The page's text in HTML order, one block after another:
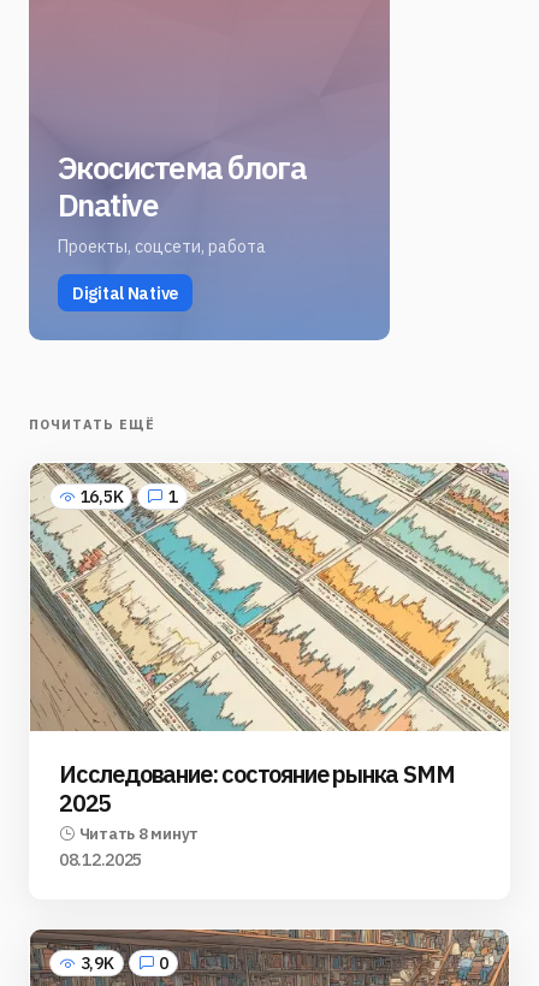
Экосистема блога
Dnative
Проекты, соцсети, работа
Digital Native
ПОЧИТАТЬ ЕЩЁ
16,5K 1
Исследование: состояние рынка SMM
2025
Читать 8 минут
08.12.2025
3,9K 0